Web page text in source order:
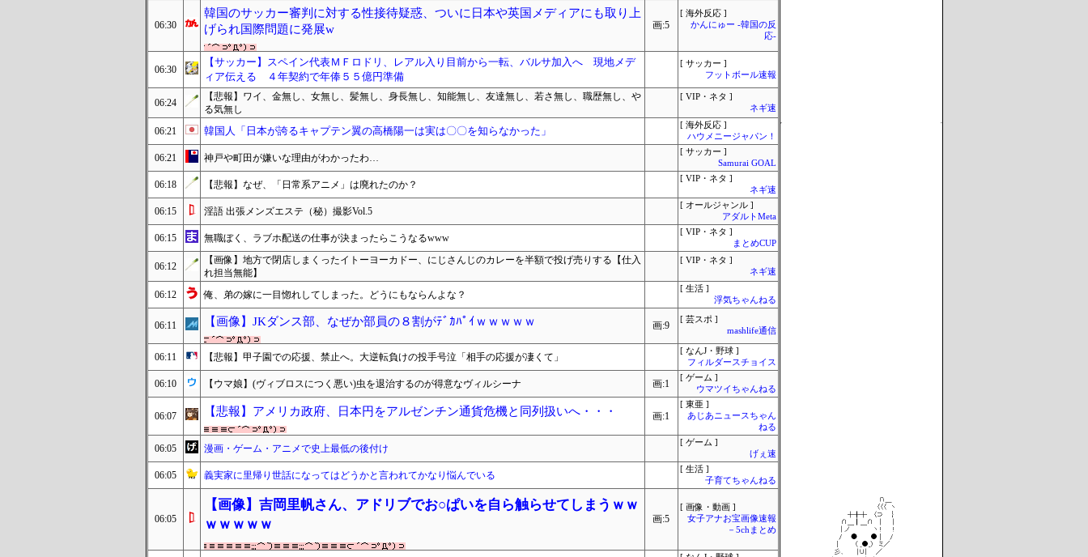
06:30
韓国のサッカー審判に対する性接待疑惑、ついに日本や英国メディアにも取り上
げられ国際問題に発展w
画:5
[ 海外反応 ]
かんにゅー -韓国の反
応-
06:30
【サッカー】スペイン代表ＭＦロドリ、レアル入り目前から一転、バルサ加入へ 現地メデ
ィア伝える ４年契約で年俸５５億円準備
[ サッカー ]
フットボール速報
06:24
【悲報】ワイ、金無し、女無し、髪無し、身長無し、知能無し、友達無し、若さ無し、職歴無し、や
る気無し
[ VIP・ネタ ]
ネギ速
06:21 韓国人「日本が誇るキャプテン翼の高橋陽一は実は〇〇を知らなかった」
[ 海外反応 ]
ハウメニージャパン！
06:21 神戸や町田が嫌いな理由がわかったわ…
[ サッカー ]
Samurai GOAL
06:18 【悲報】なぜ、「日常系アニメ」は廃れたのか？
[ VIP・ネタ ]
ネギ速
06:15 淫語 出張メンズエステ（秘）撮影Vol.5
[ オールジャンル ]
アダルトMeta
06:15 無職ぼく、ラブホ配送の仕事が決まったらこうなるwww
[ VIP・ネタ ]
まとめCUP
06:12
【画像】地方で閉店しまくったイトーヨーカドー、にじさんじのカレーを半額で投げ売りする【仕入
れ担当無能】
[ VIP・ネタ ]
ネギ速
06:12 俺、弟の嫁に一目惚れしてしまった。どうにもならんよな？
[ 生活 ]
浮気ちゃんねる
06:11 【画像】JKダンス部、なぜか部員の８割がﾃﾞｶﾊﾟｲｗｗｗｗｗ 画:9
[ 芸スポ ]
mashlife通信
06:11 【悲報】甲子園での応援、禁止へ。大逆転負けの投手号泣「相手の応援が凄くて」
[ なんJ・野球 ]
フィルダースチョイス
06:10 【ウマ娘】(ヴィブロスにつく悪い)虫を退治するのが得意なヴィルシーナ 画:1
[ ゲーム ]
ウマツイちゃんねる
06:07 【悲報】アメリカ政府、日本円をアルゼンチン通貨危機と同列扱いへ・・・ 画:1
[ 東亜 ]
あじあニュースちゃん
ねる
06:05 漫画・ゲーム・アニメで史上最低の後付け
[ ゲーム ]
げぇ速
06:05 義実家に里帰り世話になってはどうかと言われてかなり悩んでいる
[ 生活 ]
子育てちゃんねる
06:05
【画像】吉岡里帆さん、アドリブでお○ぱいを自ら触らせてしまうｗｗ
ｗｗｗｗｗ
画:5
[ 画像・動画 ]
女子アナお宝画像速報
－5chまとめ